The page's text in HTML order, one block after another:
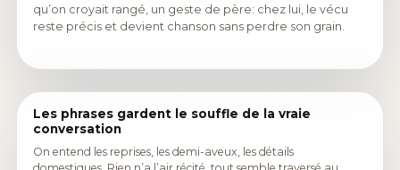
qu’on croyait rangé, un geste de père: chez lui, le vécu
reste précis et devient chanson sans perdre son grain.
Les phrases gardent le souffle de la vraie
conversation
On entend les reprises, les demi-aveux, les détails